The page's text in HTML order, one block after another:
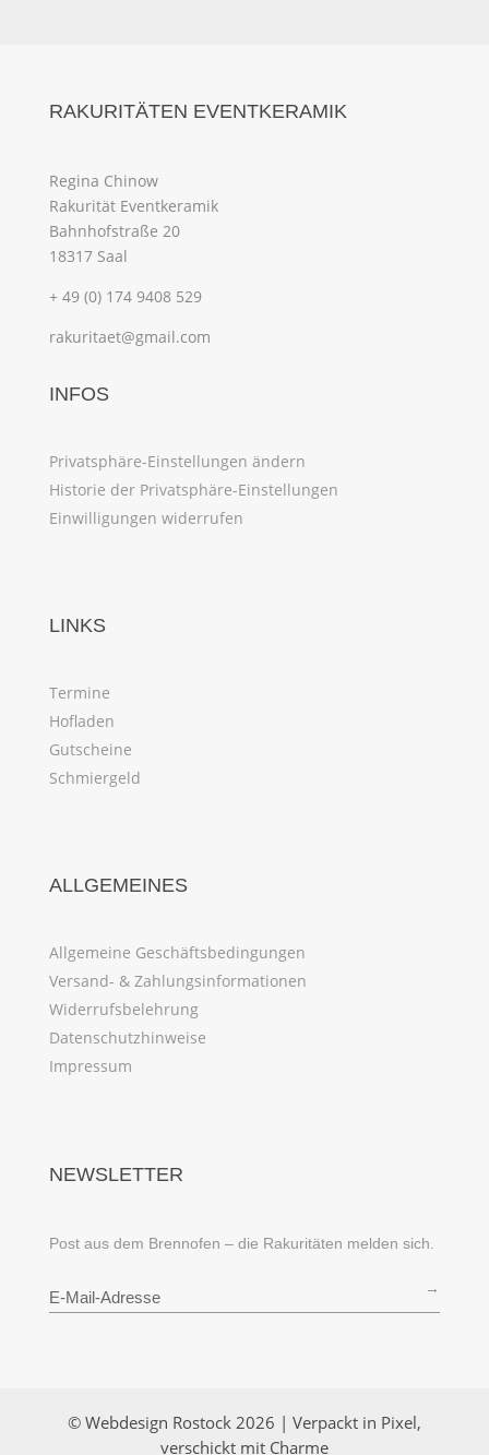
RAKURITÄTEN EVENTKERAMIK
Regina Chinow
Rakurität Eventkeramik
Bahnhofstraße 20
18317 Saal
+ 49 (0) 174 9408 529
rakuritaet@gmail.com
INFOS
Privatsphäre-Einstellungen ändern
Historie der Privatsphäre-Einstellungen
Einwilligungen widerrufen
LINKS
Termine
Hofladen
Gutscheine
Schmiergeld
ALLGEMEINES
Allgemeine Geschäftsbedingungen
Versand- & Zahlungsinformationen
Widerrufsbelehrung
Datenschutzhinweise
Impressum
NEWSLETTER
Post aus dem Brennofen – die Rakuritäten melden sich.
→
© Webdesign Rostock 2026 | Verpackt in Pixel,
verschickt mit Charme